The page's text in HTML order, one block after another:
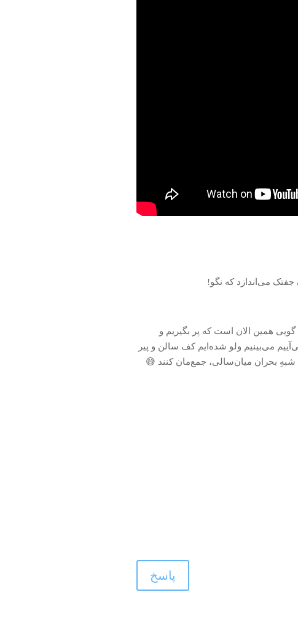
می‌اندازد که نگو!
همین الان است که پر بگیریم و
می‌آییم می‌بینیم ولو شده‌ایم کف سالن و پیر
شبهِ بحران میان‌سالی، جمع‌مان کنند 😅️
پاسخ